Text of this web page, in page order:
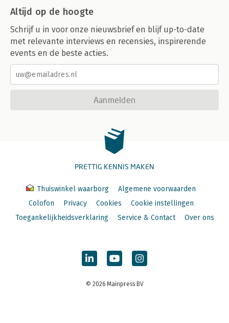
Altijd op de hoogte
Schrijf u in voor onze nieuwsbrief en blijf up-to-date
met relevante interviews en recensies, inspirerende
events en de beste acties.
Aanmelden
PRETTIG KENNIS MAKEN
Thuiswinkel waarborg
Algemene voorwaarden
Colofon
Privacy Cookies
Cookie instellingen
Toegankelijkheidsverklaring
Service & Contact Over ons
© 2026 Mainpress BV